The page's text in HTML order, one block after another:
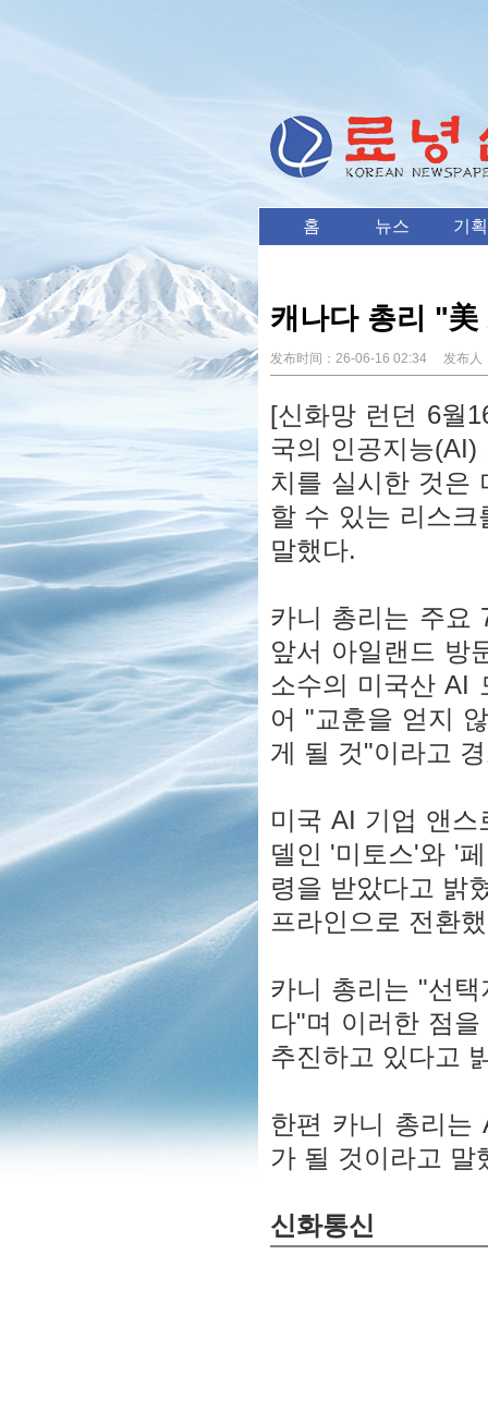
홈 뉴스 기획
캐나다 총리 "
发布时间： 26-06-16 02:34发布人
[신화망 런던 6월
국의 인공지능
치를 실시한 것은
할 수 있는 리스
말했다.
카니 총리는 주요
앞서 아일랜드 방
소수의 미국산 AI
어 "교훈을 얻지
게 될 것"이라고
미국 AI 기업 앤
델인 '미토스'와 '
령을 받았다고 밝
프라인으로 전환
카니 총리는 "선
다"며 이러한 점
추진하고 있다고
한편 카니 총리는
가 될 것이라고 말
신화통신